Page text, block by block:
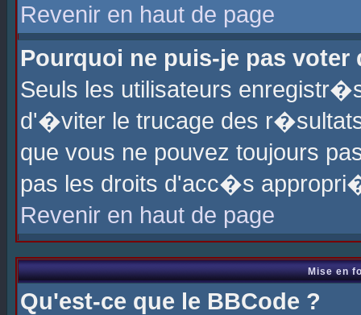
Revenir en haut de page
Pourquoi ne puis-je pas voter
Seuls les utilisateurs
d'�viter le trucage des
que vous ne pouvez toujours
pas les droits d'acc�s
Revenir en haut de page
Mise en
Qu'est-ce que le BBCode ?